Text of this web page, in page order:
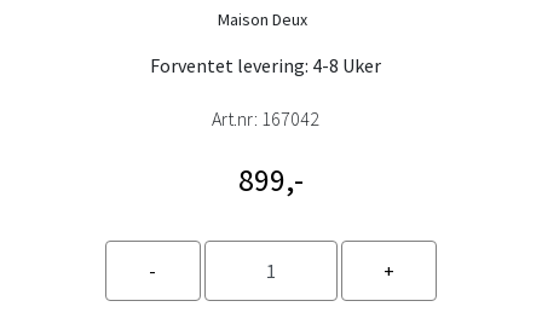
Maison Deux
Forventet levering: 4-8 Uker
Art.nr: 167042
899,-